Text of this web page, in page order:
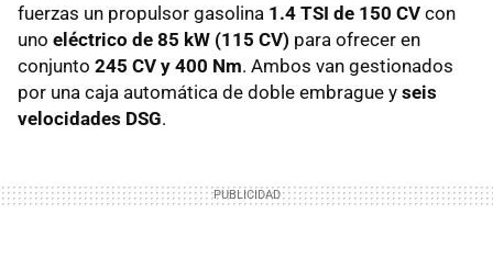
fuerzas un propulsor gasolina 1.4 TSI de 150 CV con
uno eléctrico de 85 kW (115 CV) para ofrecer en
conjunto 245 CV y 400 Nm. Ambos van gestionados
por una caja automática de doble embrague y seis
velocidades DSG.